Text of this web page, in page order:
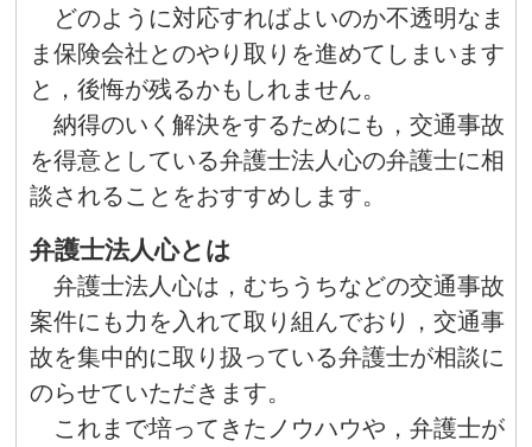
どのように対応すればよいのか不透明なま
ま保険会社とのやり取りを進めてしまいます
と，後悔が残るかもしれません。
納得のいく解決をするためにも，交通事故
を得意としている弁護士法人心の弁護士に相
談されることをおすすめします。
弁護士法人心とは
弁護士法人心は，むちうちなどの交通事故
案件にも力を入れて取り組んでおり，交通事
故を集中的に取り扱っている弁護士が相談に
のらせていただきます。
これまで培ってきたノウハウや，弁護士が